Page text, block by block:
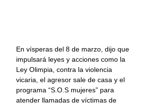
En vísperas del 8 de marzo, dijo que
impulsará leyes y acciones como la
Ley Olimpia, contra la violencia
vicaria, el agresor sale de casa y el
programa “S.O.S mujeres” para
atender llamadas de víctimas de